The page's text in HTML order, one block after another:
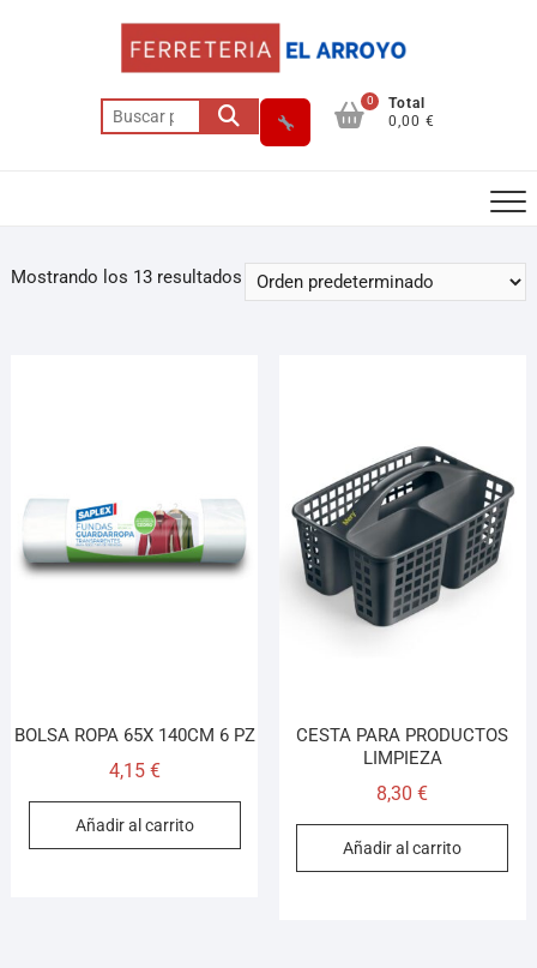
0
Total
0,00 €
Mostrando los 13 resultados
BOLSA ROPA 65X 140CM 6 PZ
4,15 €
Añadir al carrito
CESTA PARA PRODUCTOS
LIMPIEZA
8,30€
Añadir al carrito
Cómo llegar